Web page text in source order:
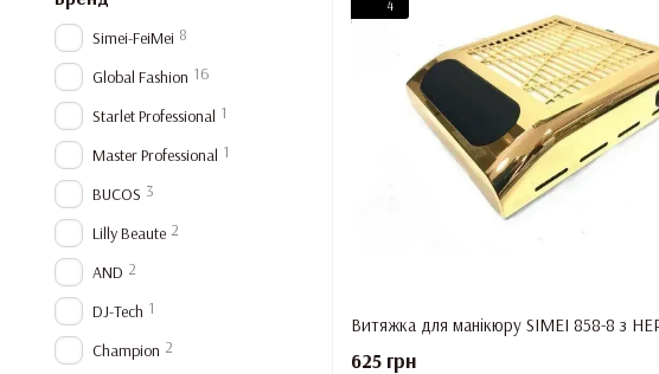
4
625 грн
Simei-FeiMei 8
Global Fashion 16
Starlet Professional 1
Master Professional 1
BUCOS 3
Lilly Beaute 2
AND 2
DJ-Tech 1
Champion 2